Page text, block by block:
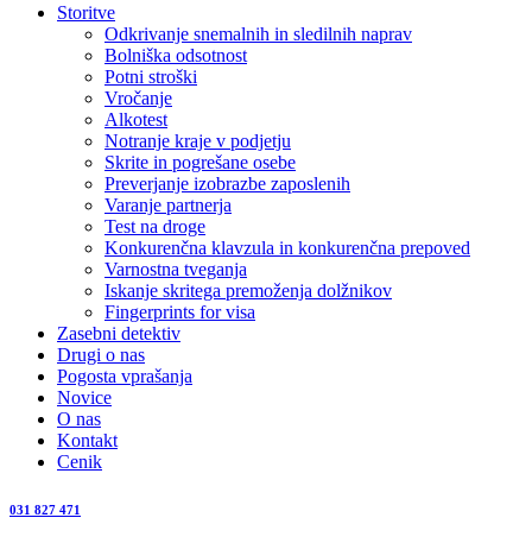
Storitve
Odkrivanje snemalnih in sledilnih naprav
Bolniška odsotnost
Potni stroški
Vročanje
Alkotest
Notranje kraje v podjetju
Skrite in pogrešane osebe
Preverjanje izobrazbe zaposlenih
Varanje partnerja
Test na droge
Konkurenčna klavzula in konkurenčna prepoved
Varnostna tveganja
Iskanje skritega premoženja dolžnikov
Fingerprints for visa
Zasebni detektiv
Drugi o nas
Pogosta vprašanja
Novice
O nas
Kontakt
Cenik
031 827 471